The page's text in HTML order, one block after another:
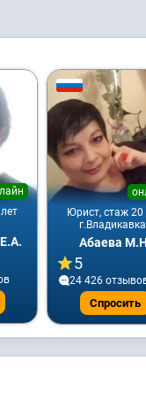
Юрист, стаж 20
Абаева
5
24 426
Спросить